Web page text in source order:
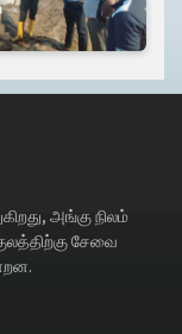
அங்கு நிலம்
சேவை